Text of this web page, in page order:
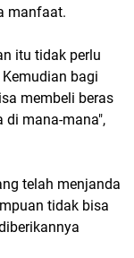
manfaat.
itu tidak perlu
bagi
membeli beras
di mana-mana",
telah menjanda
tidak bisa